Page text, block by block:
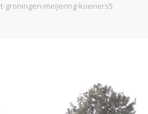
groningen-meijering-koeriers5